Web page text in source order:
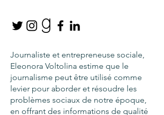
Journaliste et entrepreneuse sociale,
Eleonora Voltolina estime que le
journalisme peut être utilisé comme
levier pour aborder et résoudre les
problèmes sociaux de notre époque,
en offrant des informations de qualité